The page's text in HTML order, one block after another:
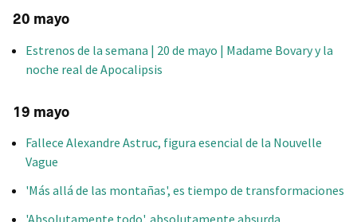
20 mayo
Estrenos de la semana | 20 de mayo | Madame Bovary y la
noche real de Apocalipsis
19 mayo
Fallece Alexandre Astruc, figura esencial de la Nouvelle
Vague
'Más allá de las montañas', es tiempo de transformaciones
'Absolutamente todo', absolutamente absurda